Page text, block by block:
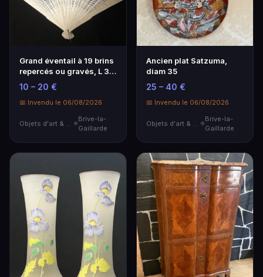
Grand éventail à 19 brins
repercés ou gravés, L 30,
accident…
10 – 20 €
📅 Invendu le 06/08/2026
Objets d'art & Curiosités
Brive-la-
Gaillarde
Ancien plat Satzuma,
diam 35
25 – 40 €
📅 Invendu le 06/08/2026
Objets d'art & Curiosités
Brive-la-
Gaillarde